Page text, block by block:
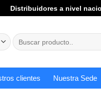
Distribuidores a nivel
Buscar
por:
clientes Nuestra Sede